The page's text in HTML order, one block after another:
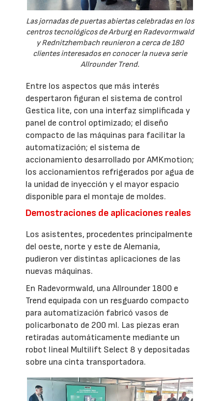
Las jornadas de puertas abiertas celebradas en los
centros tecnológicos de Arburg en Radevormwald
y Rednitzhembach reunieron a cerca de 180
clientes interesados en conocer la nueva serie
Allrounder Trend.
Entre los aspectos que más interés
despertaron figuran el sistema de control
Gestica lite, con una interfaz simplificada y
panel de control optimizado; el diseño
compacto de las máquinas para facilitar la
automatización; el sistema de
accionamiento desarrollado por AMKmotion;
los accionamientos refrigerados por agua de
la unidad de inyección y el mayor espacio
disponible para el montaje de moldes.
Demostraciones de aplicaciones reales
Los asistentes, procedentes principalmente
del oeste, norte y este de Alemania,
pudieron ver distintas aplicaciones de las
nuevas máquinas.
En Radevormwald, una Allrounder 1800 e
Trend equipada con un resguardo compacto
para automatización fabricó vasos de
policarbonato de 200 ml. Las piezas eran
retiradas automáticamente mediante un
robot lineal Multilift Select 8 y depositadas
sobre una cinta transportadora.